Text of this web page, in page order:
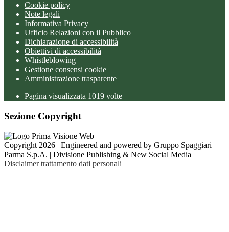
Cookie policy
Note legali
Informativa Privacy
Ufficio Relazioni con il Pubblico
Dichiarazione di accessibilità
Obiettivi di accessibilità
Whistleblowing
Gestione consensi cookie
Amministrazione trasparente
Pagina visualizzata 1019 volte
Sezione Copyright
Copyright 2026 | Engineered and powered by Gruppo Spaggiari
Parma S.p.A. | Divisione Publishing & New Social Media
Disclaimer trattamento dati personali